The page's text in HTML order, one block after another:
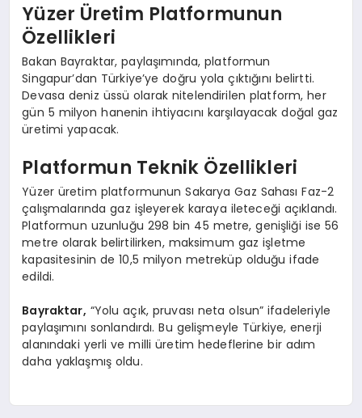
Yüzer Üretim Platformunun
Özellikleri
Bakan Bayraktar, paylaşımında, platformun
Singapur’dan Türkiye’ye doğru yola çıktığını belirtti.
Devasa deniz üssü olarak nitelendirilen platform, her
gün 5 milyon hanenin ihtiyacını karşılayacak doğal gaz
üretimi yapacak.
Platformun Teknik Özellikleri
Yüzer üretim platformunun Sakarya Gaz Sahası Faz-2
çalışmalarında gaz işleyerek karaya ileteceği açıklandı.
Platformun uzunluğu 298 bin 45 metre, genişliği ise 56
metre olarak belirtilirken, maksimum gaz işletme
kapasitesinin de 10,5 milyon metreküp olduğu ifade
edildi.
Bayraktar, “Yolu açık, pruvası neta olsun” ifadeleriyle
paylaşımını sonlandırdı. Bu gelişmeyle Türkiye, enerji
alanındaki yerli ve milli üretim hedeflerine bir adım
daha yaklaşmış oldu.